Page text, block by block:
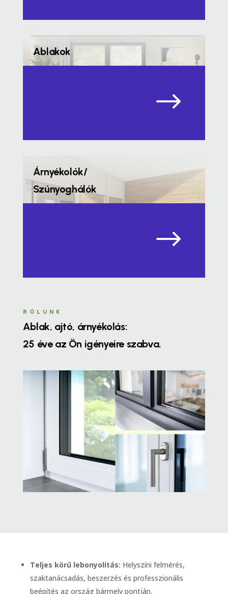
Ablakok
$
Árnyékolók/
Szúnyoghálók
$
RÓLUNK
Ablak, ajtó, árnyékolás:
25 éve az Ön igényeire szabva.
Teljes körű lebonyolítás: Helyszíni felmérés,
szaktanácsadás, beszerzés és professzionális
beépítés az ország bármely pontján.